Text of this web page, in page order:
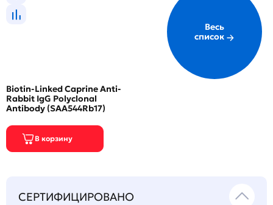
Biotin-Linked Caprine Anti-
Rabbit IgG Polyclonal
Antibody (SAA544Rb17)
Весь
список
СЕРТИФИЦИРОВАНО